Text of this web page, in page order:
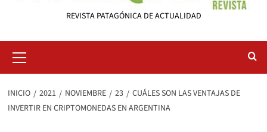
REVISTA PATAGÓNICA DE ACTUALIDAD
primario
INICIO 2021 NOVIEMBRE 23
CUÁLES SON LAS VENTAJAS DE
INVERTIR EN CRIPTOMONEDAS EN ARGENTINA